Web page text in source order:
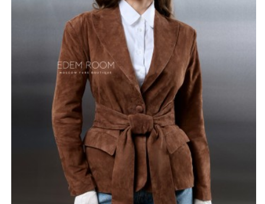
пояс подчеркивает талию, делая фигуру более
изящной и женственной.
Цвет кэмел придает пиджаку универсальность и
элегантность, позволяя сочетать его с различными
оттенками и аксессуарами. Размерный ряд (42-50)
обеспечивает идеальную посадку для большинства
типов фигур. Произведенный в Турции, этот замшевый
пиджак сочетает в себе традиции высокого качества и
доступную цену.
*описание несет информационный характер, состав и
правила ухода могут быть изменены производителем